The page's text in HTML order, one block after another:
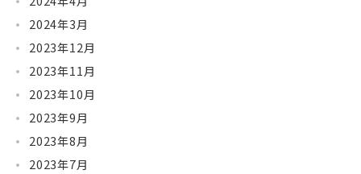
2024年3月
2023年12月
2023年11月
2023年10月
2023年9月
2023年8月
2023年7月